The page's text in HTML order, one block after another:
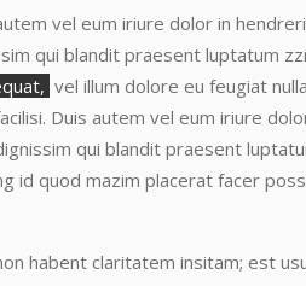
vel eum iriure dolor in
qui blandit praesent luptatum
vel illum dolore eu feugiat
Duis autem vel eum iriure
qui blandit praesent
id quod mazim placerat facer
habent claritatem insitam; est